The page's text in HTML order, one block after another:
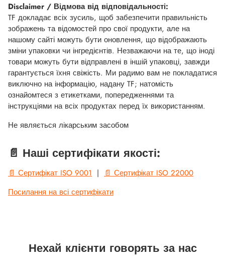
Disclaimer / Відмова від відповідальності:
TF докладає всіх зусиль, щоб забезпечити правильність
зображень та відомостей про свої продукти, але на
нашому сайті можуть бути оновлення, що відображають
зміни упаковки чи інгредієнтів. Незважаючи на те, що іноді
товари можуть бути відправлені в іншій упаковці, завжди
гарантується їхня свіжість. Ми радимо вам не покладатися
виключно на інформацію, надану TF; натомість
ознайомтеся з етикетками, попередженнями та
інструкціями на всіх продуктах перед їх використанням.
Не являється лікарським засобом
📄 Наші сертифікати якості:
📄 Сертифікат ISO 9001 |
📄 Сертифікат ISO 22000
Посилання на всі сертифікати
Нехай клієнти говорять за нас